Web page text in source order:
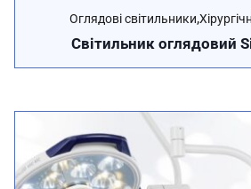
Оглядові світильники,
Cвітильник оглядовий